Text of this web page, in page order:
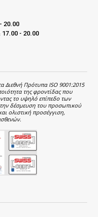
20.00
17.00 - 20.00
Διεθνή Πρότυπα ISO 9001:2015
της φροντίδας που
το υψηλό επίπεδο των
δέσμευση του προσωπικού
ολιστική προσέγγιση,